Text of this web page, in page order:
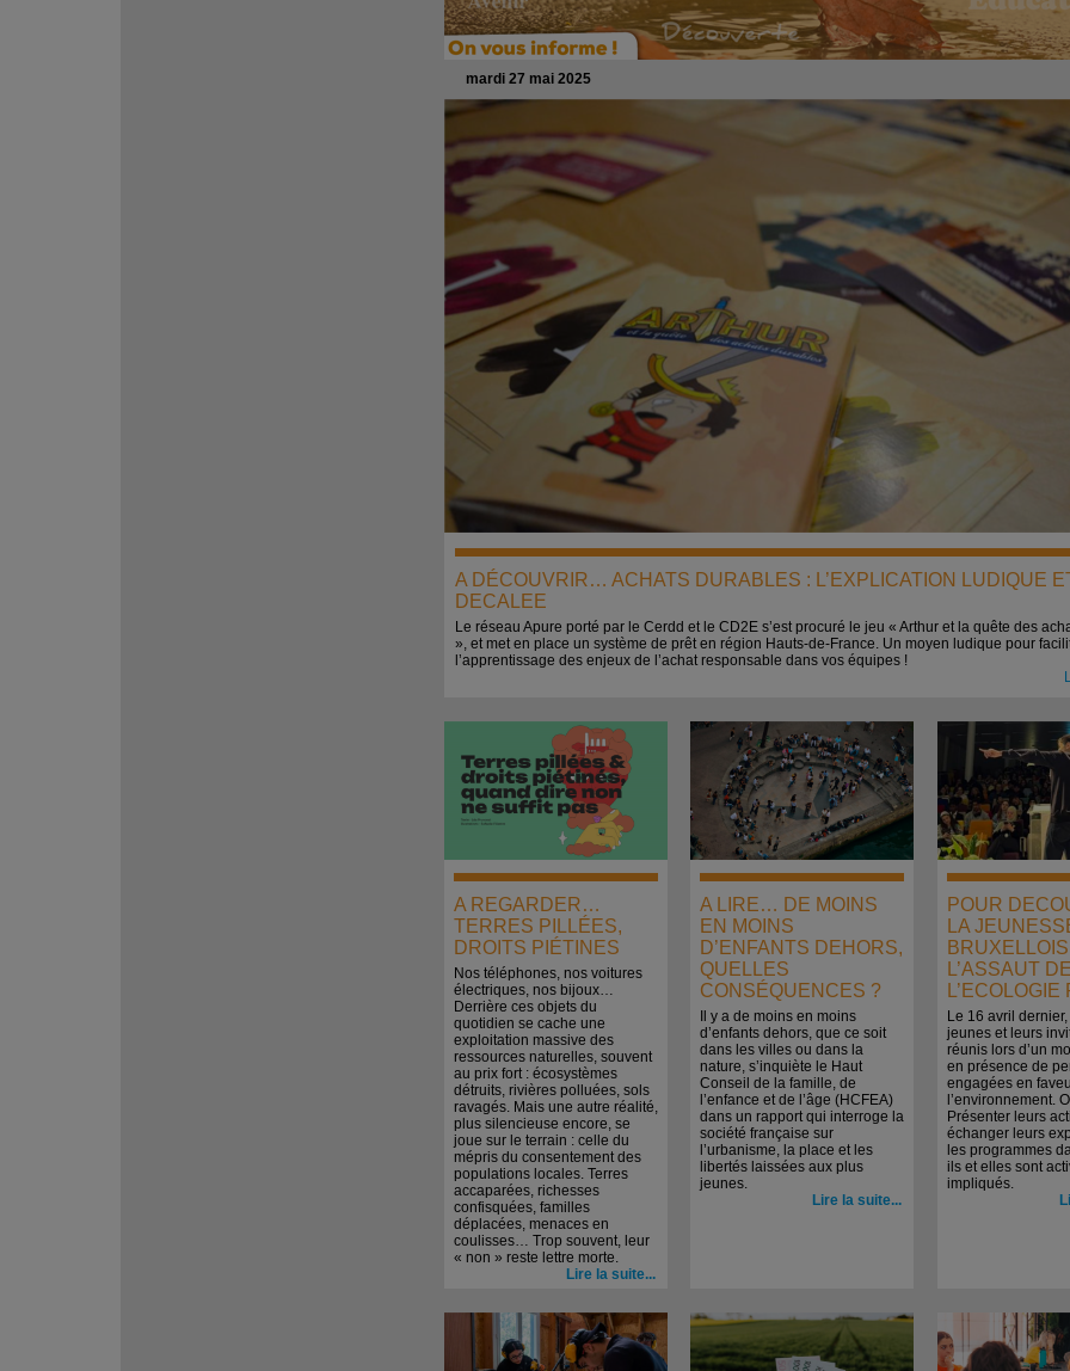
mardi 27 mai 2025
A DÉCOUVRIR… ACHATS DURABLES : L’EXPLICATION LUDIQUE
DECALEE
Le réseau Apure porté par le Cerdd et le CD2E s’est procuré le jeu « Arthur et la quête des
», et met en place un système de prêt en région Hauts-de-France. Un moyen ludique pour
l’apprentissage des enjeux de l’achat responsable dans vos équipes !
A REGARDER…
TERRES PILLÉES,
DROITS PIÉTINES
Nos téléphones, nos voitures
électriques, nos bijoux…
Derrière ces objets du
quotidien se cache une
exploitation massive des
ressources naturelles, souvent
au prix fort : écosystèmes
détruits, rivières polluées, sols
ravagés. Mais une autre réalité,
plus silencieuse encore, se
joue sur le terrain : celle du
mépris du consentement des
populations locales. Terres
accaparées, richesses
confisquées, familles
déplacées, menaces en
coulisses… Trop souvent, leur
« non » reste lettre morte.
Lire la suite...
A LIRE… DE MOINS
EN MOINS
D’ENFANTS DEHORS,
QUELLES
CONSÉQUENCES ?
Il y a de moins en moins
d’enfants dehors, que ce soit
dans les villes ou dans la
nature, s’inquiète le Haut
Conseil de la famille, de
l’enfance et de l’âge (HCFEA)
dans un rapport qui interroge la
société française sur
l’urbanisme, la place et les
libertés laissées aux plus
jeunes.
Lire la suite...
POUR
LA
L’ASSAUT
L’ECOLOGIE
Le 16 avril
jeunes et leurs
réunis lors d’un
en présence de
engagées en
l’environnement.
Présenter leurs
échanger leurs
les programmes
ils et elles sont
impliqués.